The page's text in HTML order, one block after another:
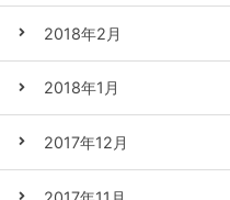
2018年2月
2018年1月
2017年12月